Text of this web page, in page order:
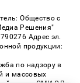
Общество с
Решения"
Адрес эл.
продукции:
по надзору в
и массовых